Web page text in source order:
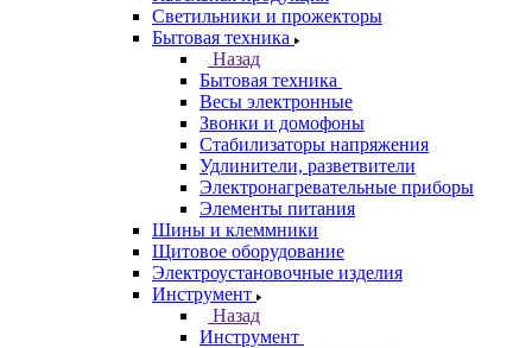
Светильники и прожекторы
Бытовая техника
Назад
Бытовая техника
Весы электронные
Звонки и домофоны
Стабилизаторы напряжения
Удлинители, разветвители
Электронагревательные приборы
Элементы питания
Шины и клеммники
Щитовое оборудование
Электроустановочные изделия
Инструмент
Назад
Инструмент